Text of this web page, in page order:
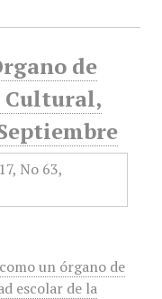
de
Cultural,
un órgano de
escolar de la